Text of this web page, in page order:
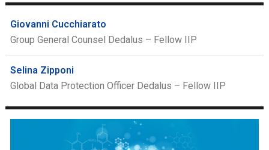
Giovanni Cucchiarato
Group General Counsel Dedalus – Fellow IIP
Selina Zipponi
Global Data Protection Officer Dedalus – Fellow IIP